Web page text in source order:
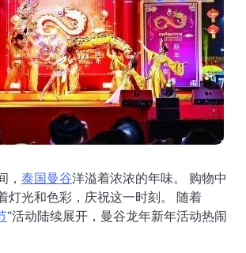
， 泰国曼谷洋溢着浓浓的年味。 购物中
灯光和色彩，庆祝这一时刻。 随着
”活动陆续展开，曼谷龙年新年活动热闹